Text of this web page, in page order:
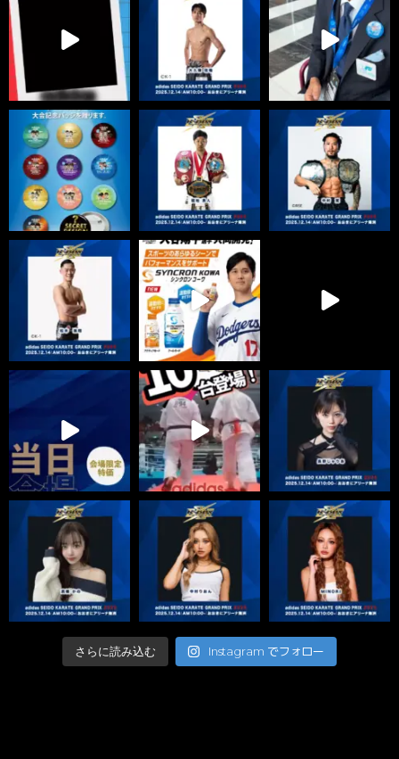
さらに読み込む Instagram でフォロー